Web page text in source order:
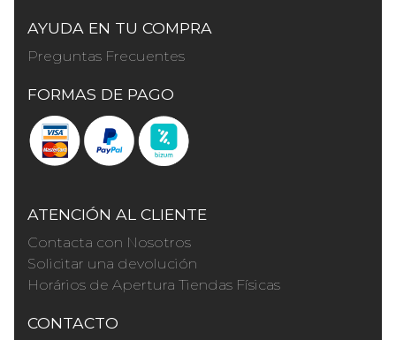
AYUDA EN TU COMPRA
Preguntas Frecuentes
FORMAS DE PAGO
ATENCIÓN AL CLIENTE
Contacta con Nosotros
Solicitar una devolución
Horários de Apertura Tiendas Físicas
CONTACTO